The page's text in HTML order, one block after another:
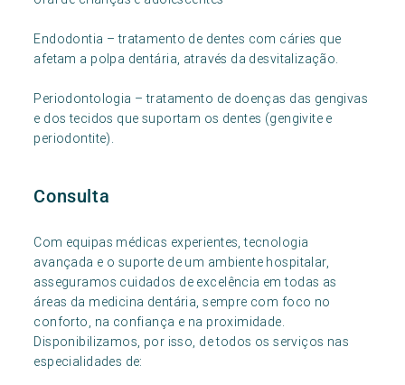
Endodontia – tratamento de dentes com cáries que
afetam a polpa dentária, através da desvitalização.
Periodontologia – tratamento de doenças das gengivas
e dos tecidos que suportam os dentes (gengivite e
periodontite).
Consulta
Com equipas médicas experientes, tecnologia
avançada e o suporte de um ambiente hospitalar,
asseguramos cuidados de excelência em todas as
áreas da medicina dentária, sempre com foco no
conforto, na confiança e na proximidade.
Disponibilizamos, por isso, de todos os serviços nas
especialidades de: